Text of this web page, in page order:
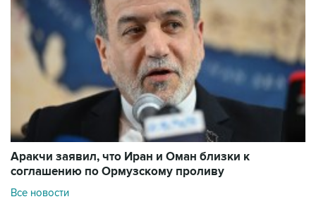
Аракчи заявил, что Иран и Оман близки к
соглашению по Ормузскому проливу
Все новости